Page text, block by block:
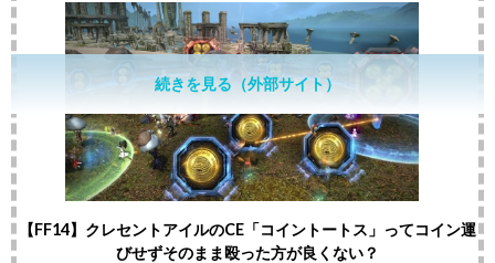
【FF14】クレセントアイルのCE「コイントートス」ってコイン運
びせずそのまま殴った方が良くない？
続きを見る（外部サイト）